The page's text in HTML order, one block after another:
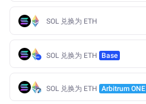
SOL 兑换为 ETH
SOL 兑换为 ETH Base
SOL 兑换为 ETH Arbitrum ONE